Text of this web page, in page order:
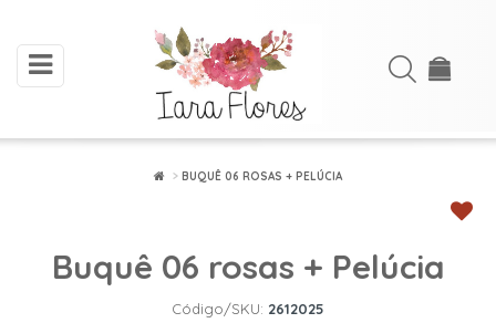
toggle
navigation
Acessar
ARRANJOS
BUQUÊ 06 ROSAS + PELÚCIA
Buquê 06 rosas + Pelúcia
Código/SKU: 2612025